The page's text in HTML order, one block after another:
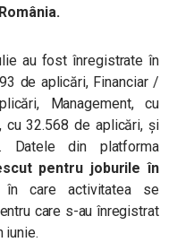
au fost înregistrate în
de aplicări, Financiar /
Management, cu
32.568 de aplicări, și
Datele din platforma
pentru joburile în
care activitatea se
care s-au înregistrat
iunie.